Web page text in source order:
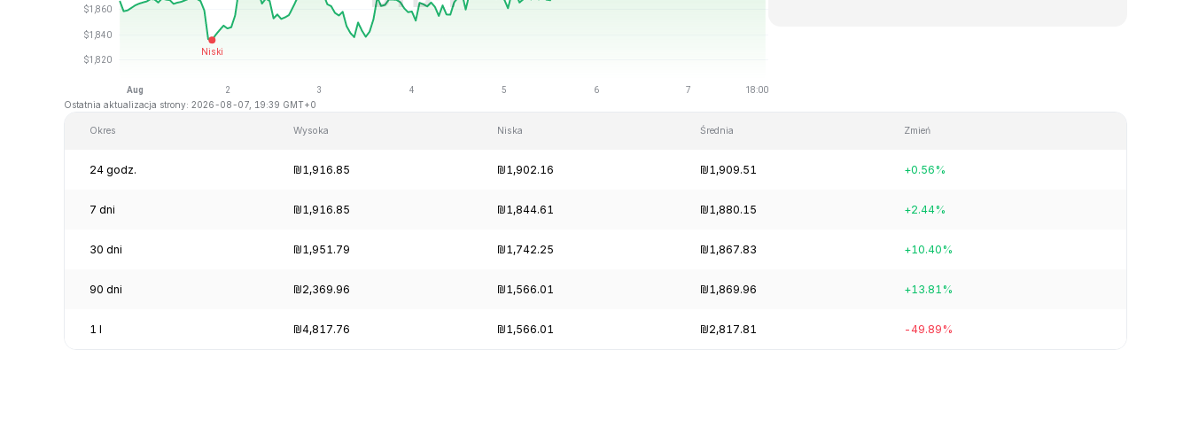
Ostatnia aktualizacja strony: 2026-08-07, 19:39 GMT+0
Okres Wysoka Niska Średnia Zmień
24 godz. ₪1,916.85 ₪1,902.16 ₪1,909.51 +0.56%
7 dni ₪1,916.85 ₪1,844.61 ₪1,880.15 +2.44%
30 dni ₪1,951.79 ₪1,742.25 ₪1,867.83 +10.40%
90 dni ₪2,369.96 ₪1,566.01 ₪1,869.96 +13.81%
1 l ₪4,817.76 ₪1,566.01 ₪2,817.81 -49.89%